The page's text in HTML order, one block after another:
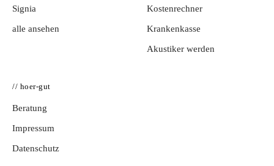
Signia
alle ansehen
Kostenrechner
Krankenkasse
Akustiker werden
// hoer-gut
Beratung
Impressum
Datenschutz